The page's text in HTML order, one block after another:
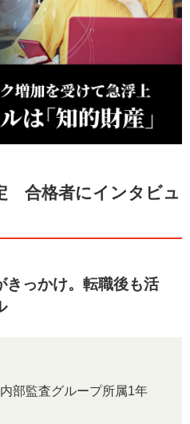
合格者にインタビュ
きっかけ。転職後も活
部監査グループ所属1年